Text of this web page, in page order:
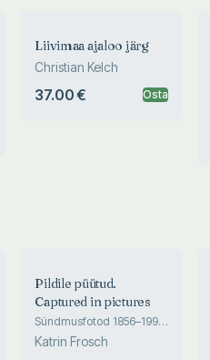
Liivimaa ajaloo järg
Christian Kelch
37.00 € Osta
Pildile püütud.
Captured in pictures
Sündmusfotod 1856–1990
Tallinna Linnamuuseumi
Fotomuuseumi kogust.
Katrin Frosch